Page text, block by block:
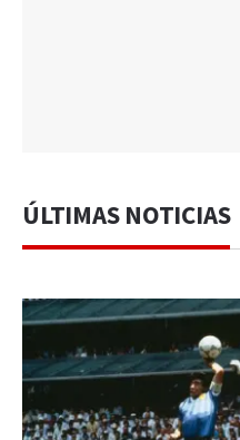
ÚLTIMAS NOTICIAS